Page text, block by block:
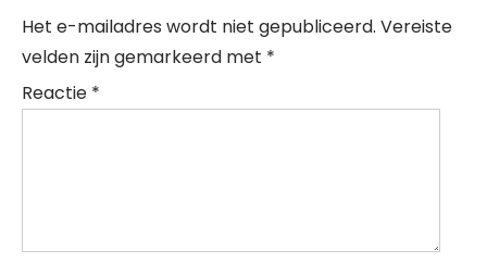
Het e-mailadres wordt niet gepubliceerd. Vereiste
velden zijn gemarkeerd met *
Reactie *